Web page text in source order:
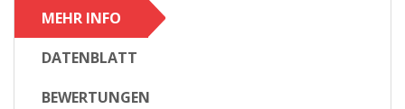
MEHR INFO
DATENBLATT
BEWERTUNGEN